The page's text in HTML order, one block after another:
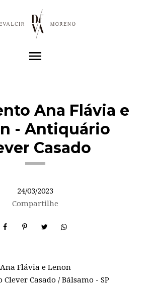
menu
Ana Flávia e
- Antiquário
Casado
24/03/2023
Compartilhe
Ana Flávia e Lenon
Casado / Bálsamo - SP